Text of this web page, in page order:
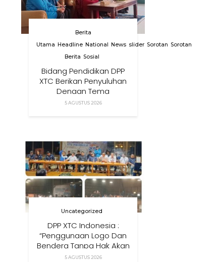
Berita
Utama
Headline National News slider Sorotan Sorotan
Berita Sosial
Bidang Pendidikan DPP
XTC Berikan Penyuluhan
Dengan Tema
Membangun Peran
5 AGUSTUS 2026
Uncategorized
DPP XTC Indonesia :
“Penggunaan Logo Dan
Bendera Tanpa Hak Akan
Ditindak”
5 AGUSTUS 2026